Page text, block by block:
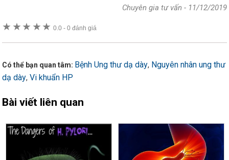
Chuyên gia tư vấn - 11/12/2019
★ ★ ★ ★ ★ 0.0 -0 đánh giá
Có thể bạn quan tâm: Bệnh Ung thư dạ dày, Nguyên nhân ung thư
dạ dày,Vi khuẩn HP
Bài viết liên quan